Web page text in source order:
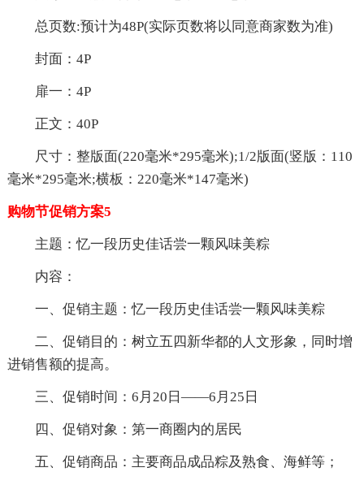
总页数:预计为48P(实际页数将以同意商家数为准)
封面：4P
扉一：4P
正文：40P
尺寸：整版面(220毫米*295毫米);1/2版面(竖版：110
毫米*295毫米;横板：220毫米*147毫米)
购物节促销方案5
主题：忆一段历史佳话尝一颗风味美粽
内容：
一、促销主题：忆一段历史佳话尝一颗风味美粽
二、促销目的：树立五四新华都的人文形象，同时增
进销售额的提高。
三、促销时间：6月20日——6月25日
四、促销对象：第一商圈内的居民
五、促销商品：主要商品成品粽及熟食、海鲜等；